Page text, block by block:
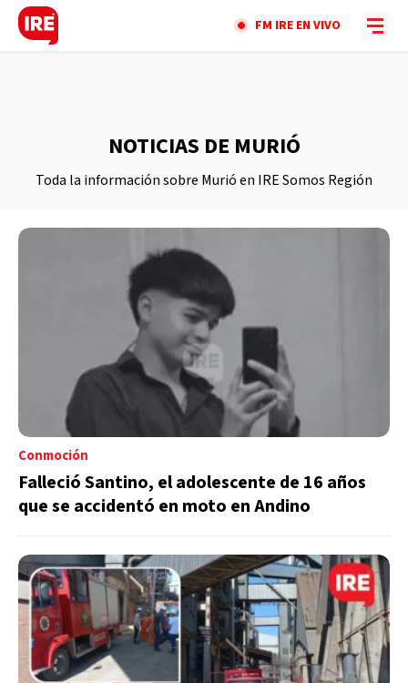
FM IRE EN VIVO
NOTICIAS DE MURIÓ
Toda la información sobre Murió en IRE Somos Región
Conmoción
Falleció Santino, el adolescente de 16 años
que se accidentó en moto en Andino